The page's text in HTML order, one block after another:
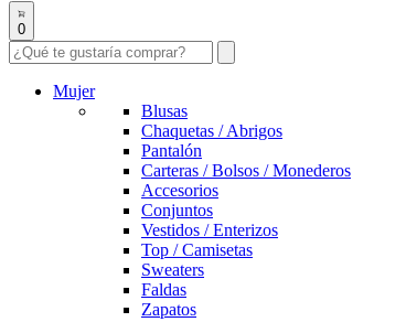
0
Mujer
Blusas
Chaquetas / Abrigos
Pantalón
Carteras / Bolsos / Monederos
Accesorios
Conjuntos
Vestidos / Enterizos
Top / Camisetas
Sweaters
Faldas
Zapatos